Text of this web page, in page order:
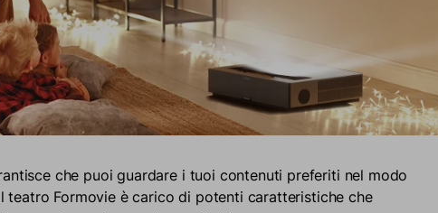
che puoi guardare i tuoi contenuti preferiti nel modo
teatro Formovie è carico di potenti caratteristiche che